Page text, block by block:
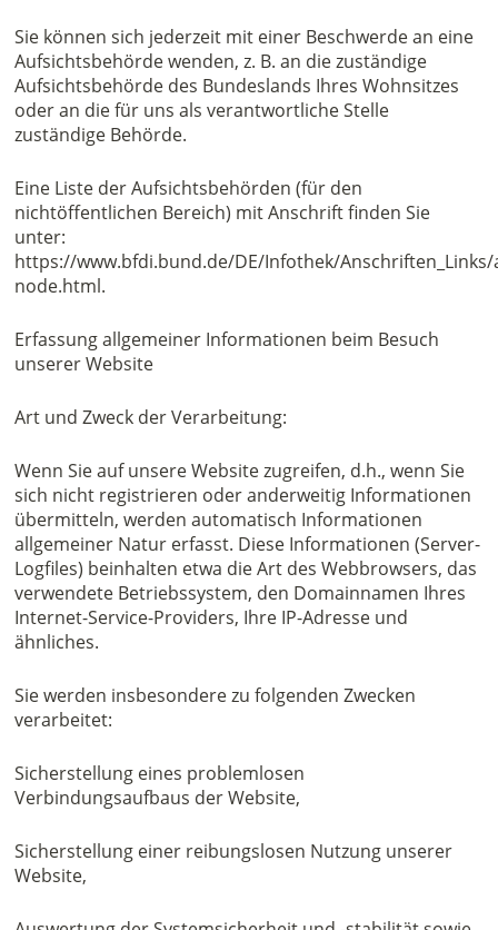
Sie können sich jederzeit mit einer Beschwerde an eine
Aufsichtsbehörde wenden, z. B. an die zuständige
Aufsichtsbehörde des Bundeslands Ihres Wohnsitzes
oder an die für uns als verantwortliche Stelle
zuständige Behörde.
Eine Liste der Aufsichtsbehörden (für den
nichtöffentlichen Bereich) mit Anschrift finden Sie
unter:
https://www.bfdi.bund.de/DE/Infothek/
node.html.
Erfassung allgemeiner Informationen beim Besuch
unserer Website
Art und Zweck der Verarbeitung:
Wenn Sie auf unsere Website zugreifen, d.h., wenn Sie
sich nicht registrieren oder anderweitig Informationen
übermitteln, werden automatisch Informationen
allgemeiner Natur erfasst. Diese Informationen (Server-
Logfiles) beinhalten etwa die Art des Webbrowsers, das
verwendete Betriebssystem, den Domainnamen Ihres
Internet-Service-Providers, Ihre IP-Adresse und
ähnliches.
Sie werden insbesondere zu folgenden Zwecken
verarbeitet:
Sicherstellung eines problemlosen
Verbindungsaufbaus der Website,
Sicherstellung einer reibungslosen Nutzung unserer
Website,